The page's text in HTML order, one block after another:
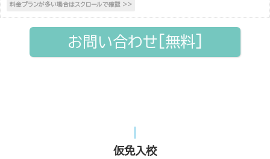
お問い合わせ[無料]
仮免入校